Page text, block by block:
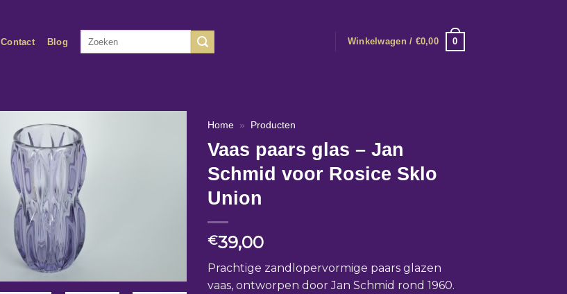
Contact Blog Winkelwagen / €0,00 0
Home » Producten
Vaas paars glas – Jan
Schmid voor Rosice Sklo
Union
€39,00
Prachtige zandlopervormige paars glazen
vaas, ontworpen door Jan Schmid rond 1960.